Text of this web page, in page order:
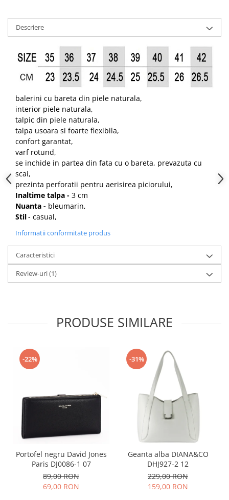
Descriere
balerini cu bareta din piele naturala,
interior piele naturala,
talpic din piele naturala,
talpa usoara si foarte flexibila,
confort garantat,
varf rotund,
se inchide in partea din fata cu o bareta, prevazuta cu
scai,
prezinta perforatii pentru aerisirea piciorului,
Inaltime talpa - 3 cm
Nuanta - bleumarin,
Stil- casual,
Informatii conformitate produs
Caracteristici
Review-uri(1)
PRODUSE SIMILARE
-22%
Portofel negru David Jones
Paris DJ0086-1 07
89,00 RON
69,00 RON
-31%
Geanta alba DIANA&CO
DHJ927-2 12
229,00 RON
159,00 RON